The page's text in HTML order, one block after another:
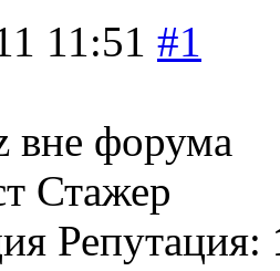
11:51 #1
Стажер
Репутация: